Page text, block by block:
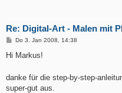
Re: Digital-Art - Malen mit
B
g
Do 3. Jan 2008, 14:38
Hi Markus!
danke für die step-by-step-
super-gut aus.